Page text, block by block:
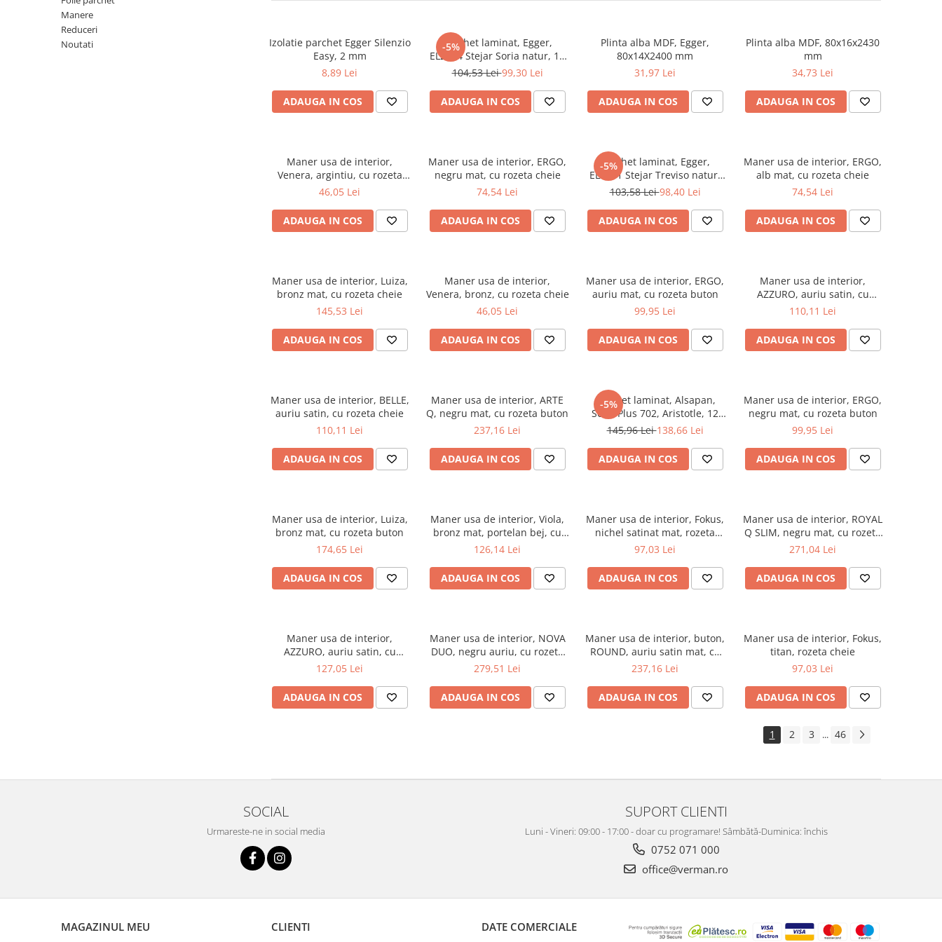
River 12 mm
Timeless 12mm
Woodstock 8mm
Manere
Reduceri
Noutati
Izolatie parchet Egger Silenzio
Easy, 2 mm
8,89 Lei
ADAUGA IN COS
-5%
Parchet laminat, Egger,
EL2064 Stejar Soria natur, 10
mm, 4V, AQ24, Be Simplistic 2
104,53 Lei99,30 Lei
ADAUGA IN COS
Plinta alba MDF, Egger,
80x14X2400 mm
31,97 Lei
ADAUGA IN COS
Plinta alba MDF, 80x16x2430
mm
34,73 Lei
ADAUGA IN COS
Maner usa de interior,
Venera, argintiu, cu rozeta
cheie
46,05 Lei
ADAUGA IN COS
Maner usa de interior, ERGO,
negru mat, cu rozeta cheie
74,54 Lei
ADAUGA IN COS
-5%
Parchet laminat, Egger,
EL2181 Stejar Treviso natur,
10 mm, 4V, AQ24, Live Natural
103,58 Lei98,40 Lei
ADAUGA IN COS
Maner usa de interior, ERGO,
alb mat, cu rozeta cheie
74,54 Lei
ADAUGA IN COS
Maner usa de interior, Luiza,
bronz mat, cu rozeta cheie
145,53 Lei
ADAUGA IN COS
Maner usa de interior,
Venera, bronz, cu rozeta cheie
46,05 Lei
ADAUGA IN COS
Maner usa de interior, ERGO,
auriu mat, cu rozeta buton
99,95 Lei
ADAUGA IN COS
Maner usa de interior,
AZZURO, auriu satin, cu
rozeta cheie
110,11 Lei
ADAUGA IN COS
Maner usa de interior, BELLE,
auriu satin, cu rozeta cheie
110,11 Lei
ADAUGA IN COS
Maner usa de interior, ARTE
Q, negru mat, cu rozeta buton
237,16 Lei
ADAUGA IN COS
-5%
Parchet laminat, Alsapan,
Solid Plus 702, Aristotle, 12
mm 33/AC6 4V 5G
145,96 Lei138,66 Lei
ADAUGA IN COS
Maner usa de interior, ERGO,
negru mat, cu rozeta buton
99,95 Lei
ADAUGA IN COS
Maner usa de interior, Luiza,
bronz mat, cu rozeta buton
174,65 Lei
ADAUGA IN COS
Maner usa de interior, Viola,
bronz mat, portelan bej, cu
rozeta cheie
126,14 Lei
ADAUGA IN COS
Maner usa de interior, Fokus,
nichel satinat mat, rozeta
cheie
97,03 Lei
ADAUGA IN COS
Maner usa de interior, ROYAL
Q SLIM, negru mat, cu rozeta
cheie
271,04 Lei
ADAUGA IN COS
Maner usa de interior,
AZZURO, auriu satin, cu
rozeta buton
127,05 Lei
ADAUGA IN COS
Maner usa de interior, NOVA
DUO, negru auriu, cu rozeta
cheie
279,51 Lei
ADAUGA IN COS
Maner usa de interior, buton,
ROUND, auriu satin mat, cu
rozeta cheie
237,16 Lei
ADAUGA IN COS
Maner usa de interior, Fokus,
titan, rozeta cheie
97,03 Lei
ADAUGA IN COS
1 2 3 ... 46
SOCIAL
Urmareste-ne in social media
SUPORT CLIENTI
Luni - Vineri: 09:00 - 17:00 - doar cu programare! Sâmbătă-Duminica: închis
0752 071 000
office@verman.ro
MAGAZINUL MEU CLIENTI DATE COMERCIALE